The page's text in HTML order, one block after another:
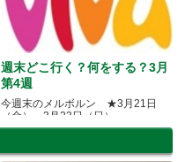
週末どこ行く？何をする？3月
第4週
今週末のメルボルン ★3月21日
（金）～3月23日（日）